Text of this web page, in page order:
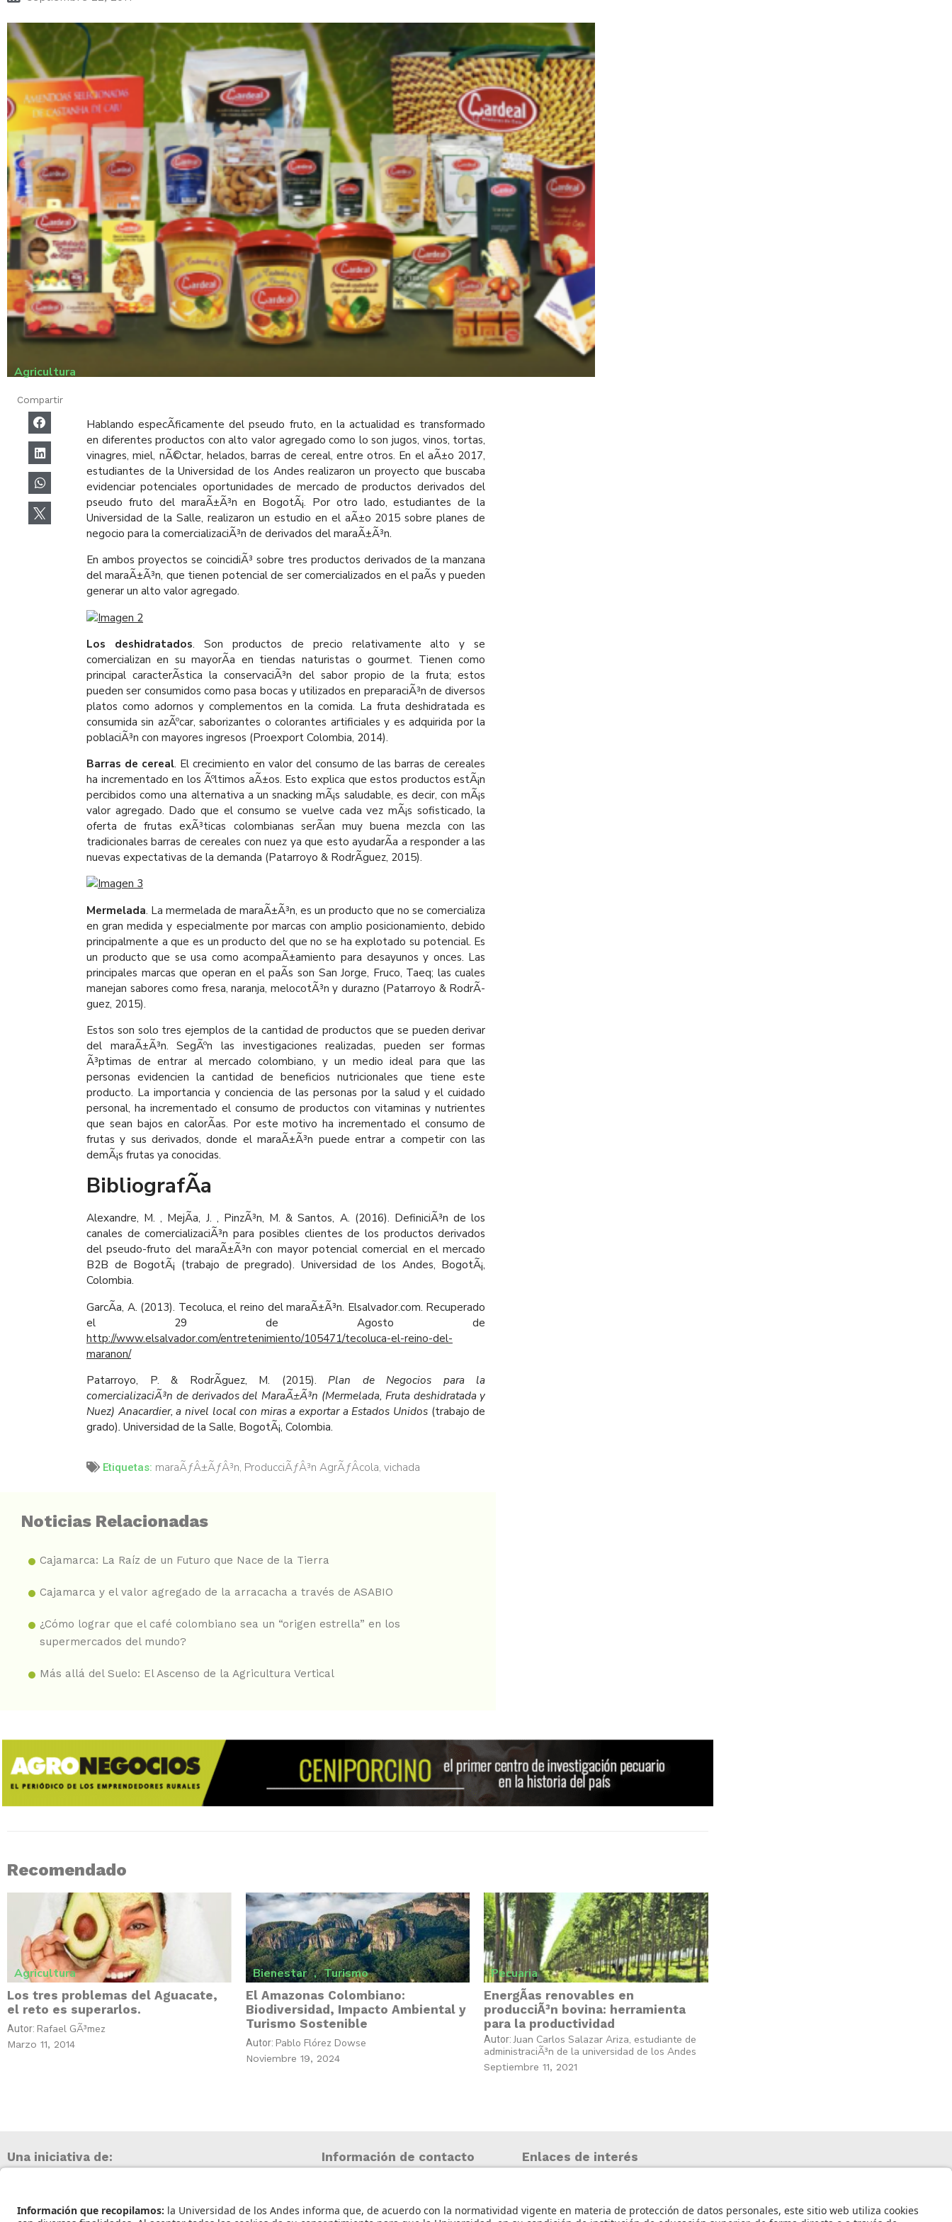
Agricultura
Compartir
Hablando especÃ­ficamente del pseudo fruto, en la actualidad es transformado
en diferentes productos con alto valor agregado como lo son jugos, vinos, tortas,
vinagres, miel, nÃ©ctar, helados, barras de cereal, entre otros. En el aÃ±o 2017,
estudiantes de la Universidad de los Andes realizaron un proyecto que buscaba
evidenciar potenciales oportunidades de mercado de productos derivados del
pseudo fruto del maraÃ±Ã³n en BogotÃ¡. Por otro lado, estudiantes de la
Universidad de la Salle, realizaron un estudio en el aÃ±o 2015 sobre planes de
negocio para la comercializaciÃ³n de derivados del maraÃ±Ã³n.
En ambos proyectos se coincidiÃ³ sobre tres productos derivados de la manzana
del maraÃ±Ã³n, que tienen potencial de ser comercializados en el paÃ­s y pueden
generar un alto valor agregado.
Los deshidratados. Son productos de precio relativamente alto y se
comercializan en su mayorÃ­a en tiendas naturistas o gourmet. Tienen como
principal caracterÃ­stica la conservaciÃ³n del sabor propio de la fruta; estos
pueden ser consumidos como pasa bocas y utilizados en preparaciÃ³n de diversos
platos como adornos y complementos en la comida. La fruta deshidratada es
consumida sin azÃºcar, saborizantes o colorantes artificiales y es adquirida por la
poblaciÃ³n con mayores ingresos (Proexport Colombia, 2014).
Barras de cereal. El crecimiento en valor del consumo de las barras de cereales
ha incrementado en los Ãºltimos aÃ±os. Esto explica que estos productos estÃ¡n
percibidos como una alternativa a un snacking mÃ¡s saludable, es decir, con mÃ¡s
valor agregado. Dado que el consumo se vuelve cada vez mÃ¡s sofisticado, la
oferta de frutas exÃ³ticas colombianas serÃ­an muy buena mezcla con las
tradicionales barras de cereales con nuez ya que esto ayudarÃ­a a responder a las
nuevas expectativas de la demanda (Patarroyo & RodrÃ­guez, 2015).
Mermelada. La mermelada de maraÃ±Ã³n, es un producto que no se comercializa
en gran medida y especialmente por marcas con amplio posicionamiento, debido
principalmente a que es un producto del que no se ha explotado su potencial. Es
un producto que se usa como acompaÃ±amiento para desayunos y onces. Las
principales marcas que operan en el paÃ­s son San Jorge, Fruco, Taeq; las cuales
manejan sabores como fresa, naranja, melocotÃ³n y durazno (Patarroyo & RodrÃ­
guez, 2015).
Estos son solo tres ejemplos de la cantidad de productos que se pueden derivar
del maraÃ±Ã³n. SegÃºn las investigaciones realizadas, pueden ser formas
Ã³ptimas de entrar al mercado colombiano, y un medio ideal para que las
personas evidencien la cantidad de beneficios nutricionales que tiene este
producto. La importancia y conciencia de las personas por la salud y el cuidado
personal, ha incrementado el consumo de productos con vitaminas y nutrientes
que sean bajos en calorÃ­as. Por este motivo ha incrementado el consumo de
frutas y sus derivados, donde el maraÃ±Ã³n puede entrar a competir con las
demÃ¡s frutas ya conocidas.
BibliografÃ­a
Alexandre, M. , MejÃ­a, J. , PinzÃ³n, M. & Santos, A. (2016). DefiniciÃ³n de los
canales de comercializaciÃ³n para posibles clientes de los productos derivados
del pseudo-fruto del maraÃ±Ã³n con mayor potencial comercial en el mercado
B2B de BogotÃ¡ (trabajo de pregrado). Universidad de los Andes, BogotÃ¡,
Colombia.
GarcÃ­a, A. (2013). Tecoluca, el reino del maraÃ±Ã³n. Elsalvador.com. Recuperado
el 29 de Agosto de
http://www.elsalvador.com/entretenimiento/105471/tecoluca-el-reino-del-
maranon/
Patarroyo, P. & RodrÃ­guez, M. (2015).Plan de Negocios para la
comercializaciÃ³n de derivados del MaraÃ±Ã³n (Mermelada, Fruta deshidratada y
Nuez) Anacardier, a nivel local con miras a exportar a Estados Unidos (trabajo de
grado). Universidad de la Salle, BogotÃ¡, Colombia.
Etiquetas: maraÃƒÂ±ÃƒÂ³n, ProducciÃƒÂ³n AgrÃƒÂ­cola, vichada
Noticias Relacionadas
Cajamarca: La Raíz de un Futuro que Nace de la Tierra
Cajamarca y el valor agregado de la arracacha a través de ASABIO
¿Cómo lograr que el café colombiano sea un “origen estrella” en los
supermercados del mundo?
Más allá del Suelo: El Ascenso de la Agricultura Vertical
Recomendado
Agricultura
Los tres problemas del Aguacate,
el reto es superarlos.
Autor: Rafael GÃ³mez
Marzo 11, 2014
Bienestar , Turismo
El Amazonas Colombiano:
Biodiversidad, Impacto Ambiental y
Turismo Sostenible
Autor: Pablo Flórez Dowse
Noviembre 19, 2024
Pecuaria
EnergÃ­as renovables en
producciÃ³n bovina: herramienta
para la productividad
Autor:Juan Carlos Salazar Ariza, estudiante de
administraciÃ³n de la universidad de los Andes
Septiembre 11, 2021
Una iniciativa de:
Información de contacto
Enlaces de interés
personales